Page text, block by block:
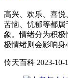
高兴、欢乐、喜悦
苦恼、忧郁等都
象。情绪分为积
极情绪则会影响身
倚天百科 2023-10-